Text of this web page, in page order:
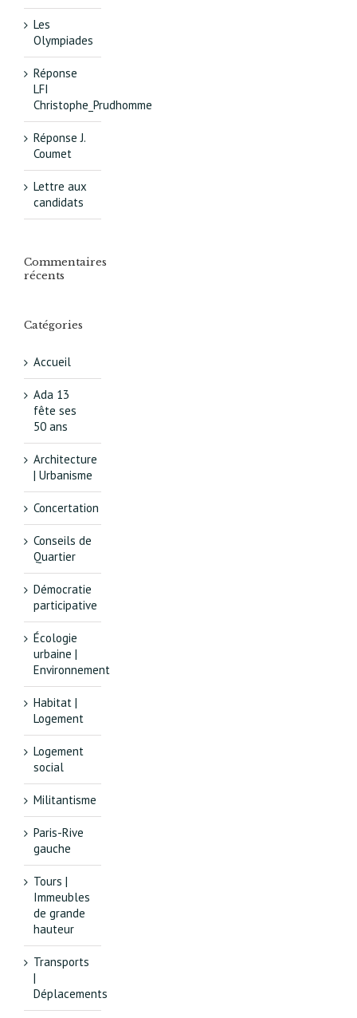
Les
Olympiades
Réponse
LFI
Christophe_Prudhomme
Réponse J.
Coumet
Lettre aux
candidats
Commentaires
récents
Catégories
Accueil
Ada 13
fête ses
50 ans
Architecture
| Urbanisme
Concertation
Conseils de
Quartier
Démocratie
participative
Écologie
urbaine |
Environnement
Habitat |
Logement
Logement
social
Militantisme
Paris-Rive
gauche
Tours |
Immeubles
de grande
hauteur
Transports
|
Déplacements